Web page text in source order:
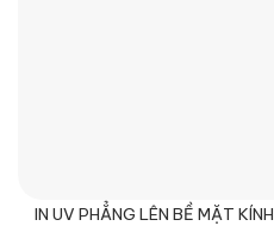
IN UV PHẲNG LÊN BỀ MẶT KÍNH